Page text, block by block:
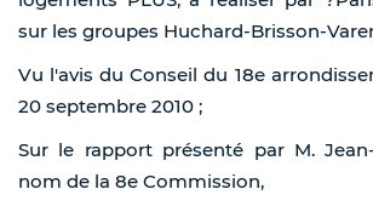
sur les groupes Huchard-Brisson-
Vu l'avis du Conseil du 18e
20 septembre 2010 ;
Sur le rapport présenté par M.
nom de la 8e Commission,